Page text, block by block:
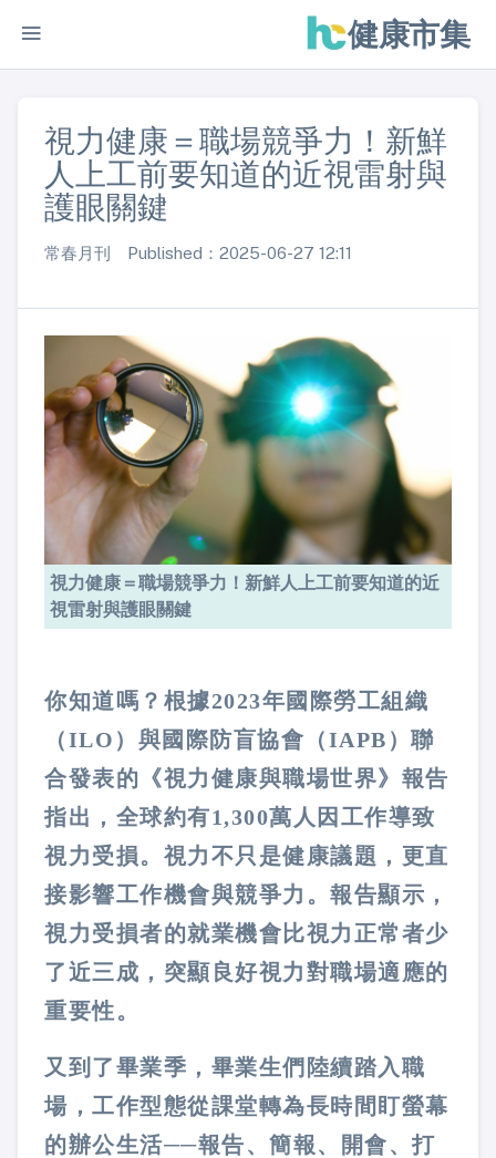
健康市集
視力健康＝職場競爭力！新鮮
人上工前要知道的近視雷射與
護眼關鍵
常春月刊 Published：2025-06-27 12:11
視力健康＝職場競爭力！新鮮人上工前要知道的近
視雷射與護眼關鍵
你知道嗎？根據2023年國際勞工組織
（ILO ）與國際防盲協會（IAPB ）聯
合發表的《視力健康與職場世界》報告
指出，全球約有1,300萬人因工作導致
視力受損。視力不只是健康議題，更直
接影響工作機會與競爭力。報告顯示，
視力受損者的就業機會比視力正常者少
了近三成，突顯良好視力對職場適應的
重要性。
又到了畢業季，畢業生們陸續踏入職
場，工作型態從課堂轉為長時間盯螢幕
的辦公生活──報告、簡報、開會、打